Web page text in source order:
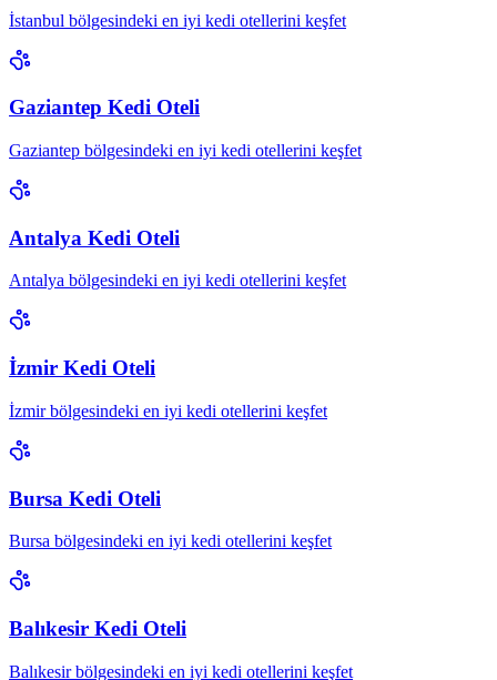
İstanbul bölgesindeki en iyi kedi otellerini keşfet
Gaziantep Kedi Oteli
Gaziantep bölgesindeki en iyi kedi otellerini keşfet
Antalya Kedi Oteli
Antalya bölgesindeki en iyi kedi otellerini keşfet
İzmir Kedi Oteli
İzmir bölgesindeki en iyi kedi otellerini keşfet
Bursa Kedi Oteli
Bursa bölgesindeki en iyi kedi otellerini keşfet
Balıkesir Kedi Oteli
Balıkesir bölgesindeki en iyi kedi otellerini keşfet